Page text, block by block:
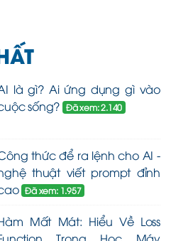
là gì? Ai ứng dụng gì vào
sống? Đã xem: 2.140
thức để ra lệnh cho AI -
thuật viết prompt đỉnh
Đã xem: 1.957
Mất Mát: Hiểu Về Loss